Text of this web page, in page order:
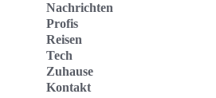
Nachrichten
Profis
Reisen
Tech
Zuhause
Kontakt